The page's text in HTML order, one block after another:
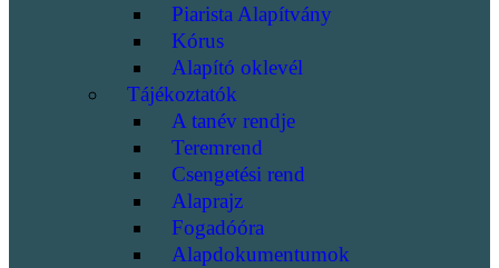
Piarista Alapítvány
Kórus
Alapító oklevél
Tájékoztatók
A tanév rendje
Teremrend
Csengetési rend
Alaprajz
Fogadóóra
Alapdokumentumok